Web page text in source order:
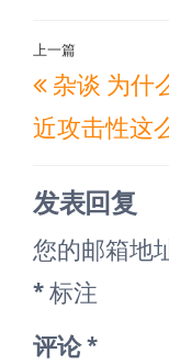
文
章
导
上
一
篇
文
上一篇
杂谈 为什
近攻击性这
发表回复
您的邮箱地
*标注
评论*